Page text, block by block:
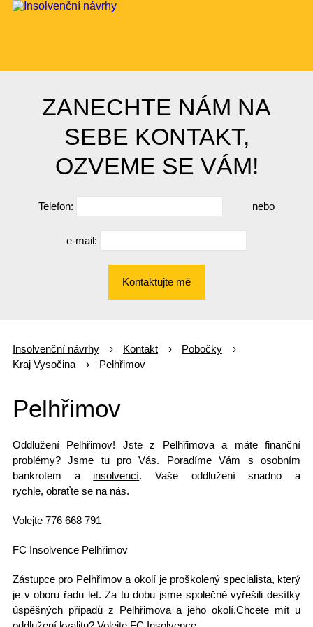
ZANECHTE NÁM NA
SEBE KONTAKT,
OZVEME SE VÁM!
Telefon: nebo
e-mail:
Kontaktujte mě
Insolvenční návrhy Kontakt
Pobočky
Kraj Vysočina
Pelhřimov
Pelhřimov
Oddlužení Pelhřimov! Jste z Pelhřimovaa máte finanční
problémy? Jsme tu pro Vás. Poradíme Vám s osobním
bankrotem a insolvencí. Vaše oddlužení snadno a
rychle, obraťte se na nás.
Volejte 776 668 791
FC Insolvence Pelhřimov
Zástupce pro Pelhřimov a okolí je proškolený specialista, který
je v oboru řadu let. Za tu dobu jsme společně vyřešili desítky
úspěšných případů z Pelhřimova a jeho okolí.Chcete mít u